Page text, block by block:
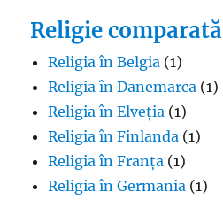
Religie comparată
Religia în Belgia (1)
Religia în Danemarca (1)
Religia în Elveția (1)
Religia în Finlanda (1)
Religia în Franța (1)
Religia în Germania (1)